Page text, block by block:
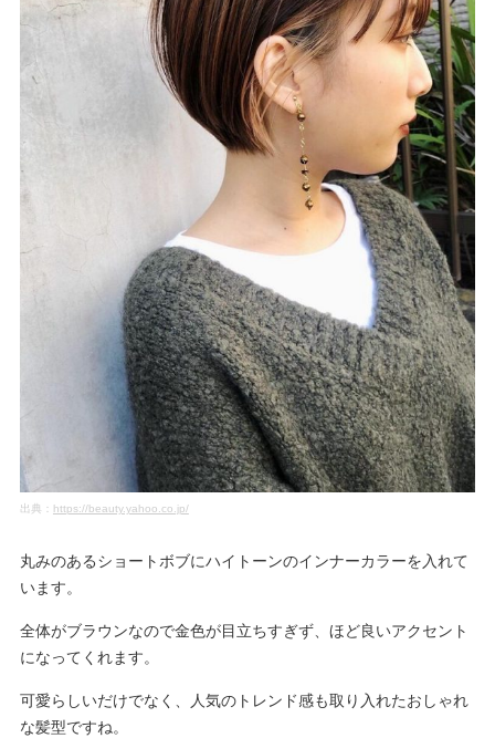
出典： https://beauty.yahoo.co.jp/
丸みのあるショートボブにハイトーンのインナーカラーを入れて
います。
全体がブラウンなので金色が目立ちすぎず、ほど良いアクセント
になってくれます。
可愛らしいだけでなく、人気のトレンド感も取り入れたおしゃれ
な髪型ですね。